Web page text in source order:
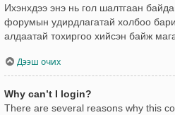
Ихэнхдээ энэ нь гол шалтгаан
форумын удирдлагатай холбоо
алдаатай тохиргоо хийсэн байж
Дээш очих
Why can’t I login?
There are several reasons why this